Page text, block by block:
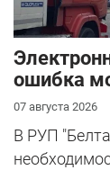
ошибка
07 августа 2026
В РУП